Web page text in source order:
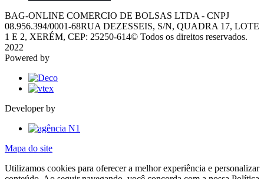
BAG-ONLINE COMERCIO DE BOLSAS LTDA - CNPJ
08.956.394/0001-68RUA DEZESSEIS, S/N, QUADRA 17, LOTE
1 E 2, XERÉM, CEP: 25250-614© Todos os direitos reservados.
2022
Powered by
Developer by
Mapa do site
Utilizamos cookies para oferecer a melhor experiência e personalizar